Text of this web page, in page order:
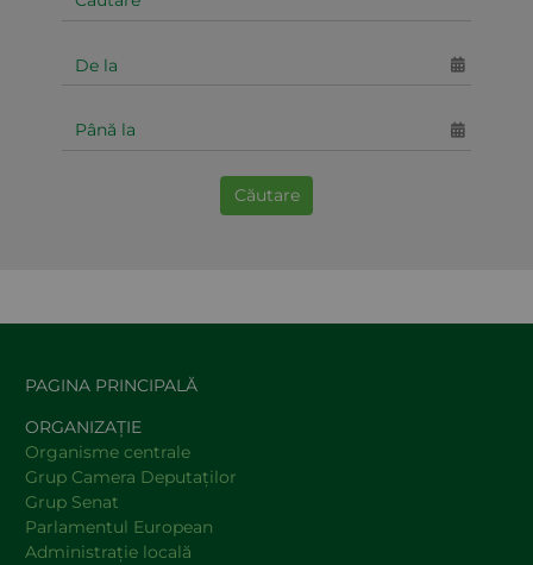
Căutare
PAGINA PRINCIPALĂ
ORGANIZAȚIE
Organisme centrale
Grup Camera Deputaţilor
Grup Senat
Parlamentul European
Administraţie locală